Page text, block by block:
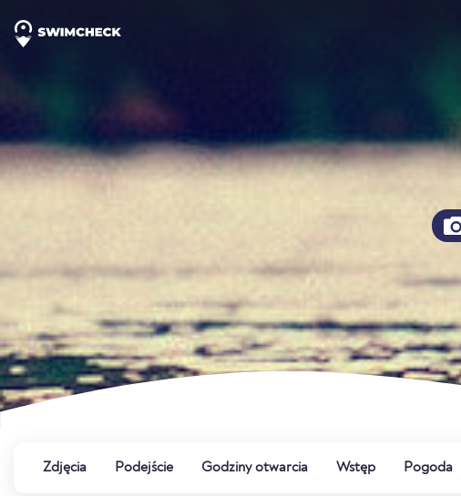
Zdjęcia Podejście Godziny otwarcia Wstęp Pogoda